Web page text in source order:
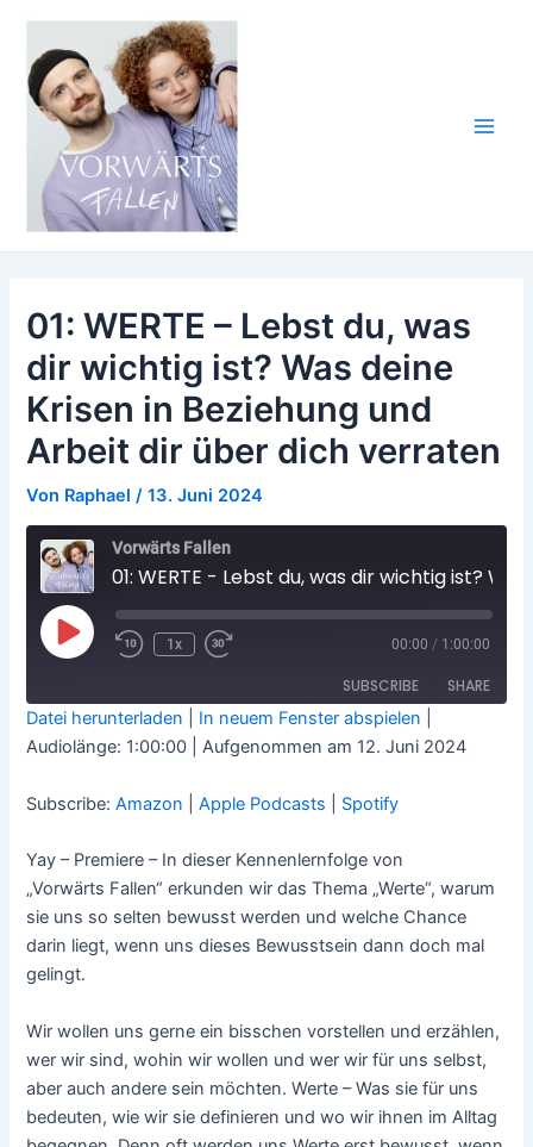
springen
01: WERTE – Lebst du, was
dir wichtig ist? Was deine
Krisen in Beziehung und
Arbeit dir über dich verraten
Von Raphael/13. Juni 2024
Vorwärts Fallen
Play
Episode Rewind
1x
seconds
00:00 / 1:00:00
SUBSCRIBE SHARE
Amazon Apple Podcasts
SHARE
LINK
EMBED
Datei herunterladen In neuem Fenster abspielen
Audiolänge: 1:00:00 |Aufgenommen am 12. Juni 2024
Subscribe:Amazon |Apple Podcasts Spotify
Yay – Premiere – In dieser Kennenlernfolge von
„Vorwärts Fallen“ erkunden wir das Thema „Werte“, warum
sie uns so selten bewusst werden und welche Chance
darin liegt, wenn uns dieses Bewusstsein dann doch mal
gelingt.
Wir wollen uns gerne ein bisschen vorstellen und erzählen,
wer wir sind, wohin wir wollen und wer wir für uns selbst,
aber auch andere sein möchten. Werte – Was sie für uns
bedeuten, wie wir sie definieren und wo wir ihnen im Alltag